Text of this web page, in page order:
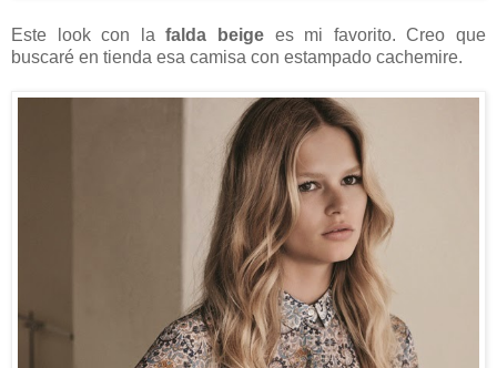
Este look con lafalda beige es mi favorito. Creo que
buscaré en tienda esa camisa con estampado cachemire.